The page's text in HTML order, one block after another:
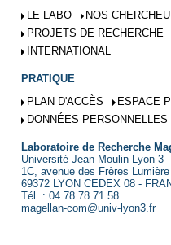
LE LABO
NOS
PROJETS DE RECHERCHE
INTERNATIONAL
PRATIQUE
PLAN D'ACCÈS
ESPACE
DONNÉES PERSONNELLES
Laboratoire de Recherche
Université Jean Moulin Lyon 3
1C, avenue des Frères
69372 LYON CEDEX 08 -
Tél. : 04 78 78 71 58
magellan-com@univ-lyon3.fr